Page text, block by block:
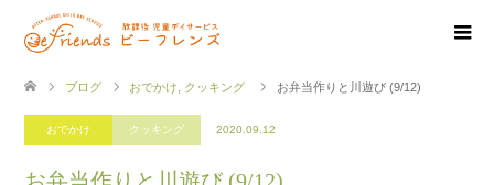
ブログ おでかけ クッキング お弁当作りと川遊び (9/12)
おでかけ クッキング 2020.09.12